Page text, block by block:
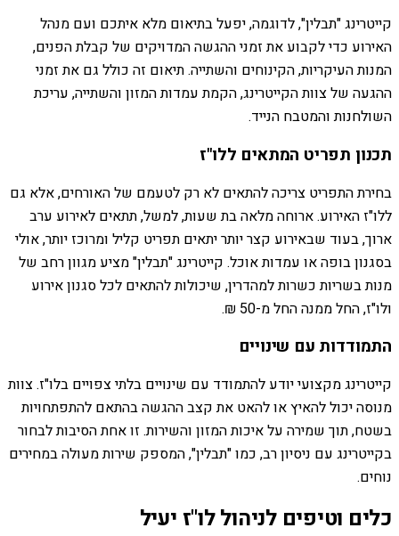
קייטרינג "תבלין", לדוגמה, יפעל בתיאום מלא איתכם ועם מנהל
האירוע כדי לקבוע את זמני ההגשה המדויקים של קבלת הפנים,
המנות העיקריות, הקינוחים והשתייה. תיאום זה כולל גם את זמני
ההגעה של צוות הקייטרינג, הקמת עמדות המזון והשתייה, עריכת
השולחנות והמטבח הנייד.
תכנון תפריט המתאים ללו"ז
בחירת התפריט צריכה להתאים לא רק לטעמם של האורחים, אלא גם
ללו"ז האירוע. ארוחה מלאה בת שעות, למשל, תתאים לאירוע ערב
ארוך, בעוד שבאירוע קצר יותר יתאים תפריט קליל ומרוכז יותר, אולי
בסגנון בופה או עמדות אוכל. קייטרינג "תבלין" מציע מגוון רחב של
מנות בשריות כשרות למהדרין, שיכולות להתאים לכל סגנון אירוע
ולו"ז, החל ממנה החל מ-50 ₪.
התמודדות עם שינויים
קייטרינג מקצועי יודע להתמודד עם שינויים בלתי צפויים בלו"ז. צוות
מנוסה יכול להאיץ או להאט את קצב ההגשה בהתאם להתפתחויות
בשטח, תוך שמירה על איכות המזון והשירות. זו אחת הסיבות לבחור
בקייטרינג עם ניסיון רב, כמו "תבלין", המספק שירות מעולה במחירים
נוחים.
כלים וטיפים לניהול לו"ז יעיל